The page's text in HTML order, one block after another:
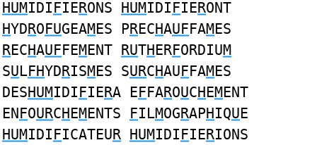
HUMIDIFIERONS HUMIDIFIERONT
HYDROFUGEAMES PRECHAUFFAMES
RECHAUFFEMENT RUTHERFORDIUM
SULFHYDRISMES SURCHAUFFAMES
DESHUMIDIFIERA EFFAROUCHEMENT
ENFOURCHEMENTS FILMOGRAPHIQUE
HUMIDIFICATEUR HUMIDIFIERIONS